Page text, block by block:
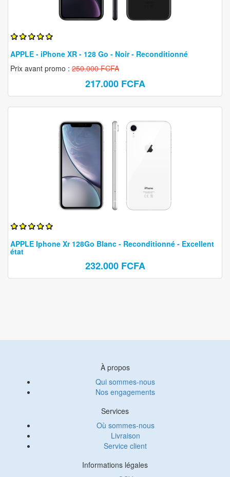
APPLE - iPhone XR - 128 Go - Noir - Reconditionné
Prix avant promo : 250.000 FCFA
217.000 FCFA
APPLE Iphone Xr 128Go Blanc - Reconditionné - Excellent
état
232.000 FCFA
À propos
Qui sommes-nous
Nos engagements
Services
Où sommes-nous
Livraison
Service client
Informations légales